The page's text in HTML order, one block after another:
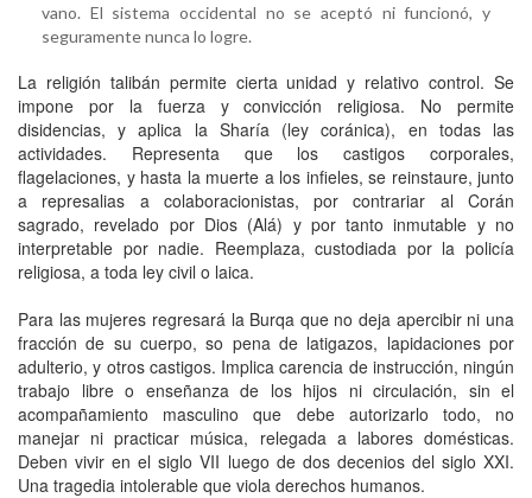
vano. El sistema occidental no se aceptó ni funcionó, y
seguramente nunca lo logre.
La religión talibán permite cierta unidad y relativo control. Se
impone por la fuerza y convicción religiosa. No permite
disidencias, y aplica la Sharía (ley coránica), en todas las
actividades. Representa que los castigos corporales,
flagelaciones, y hasta la muerte a los infieles, se reinstaure, junto
a represalias a colaboracionistas, por contrariar al Corán
sagrado, revelado por Dios (Alá) y por tanto inmutable y no
interpretable por nadie. Reemplaza, custodiada por la policía
religiosa, a toda ley civil o laica.
Para las mujeres regresará la Burqa que no deja apercibir ni una
fracción de su cuerpo, so pena de latigazos, lapidaciones por
adulterio, y otros castigos. Implica carencia de instrucción, ningún
trabajo libre o enseñanza de los hijos ni circulación, sin el
acompañamiento masculino que debe autorizarlo todo, no
manejar ni practicar música, relegada a labores domésticas.
Deben vivir en el siglo VII luego de dos decenios del siglo XXI.
Una tragedia intolerable que viola derechos humanos.